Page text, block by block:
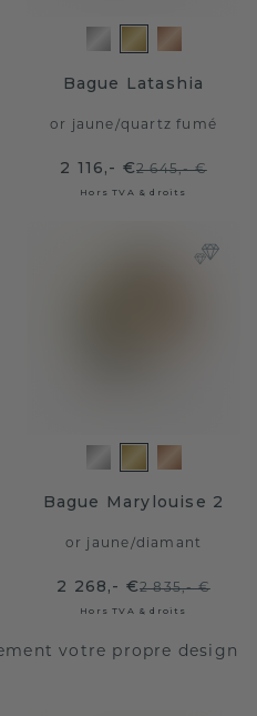
Bague Latashia
or jaune/quartz fumé
2 116,- €2 645,- €
Hors TVA & droits
Bague Marylouise 2
or jaune/diamant
2 268,- €2 835,- €
Hors TVA & droits
votre propre design